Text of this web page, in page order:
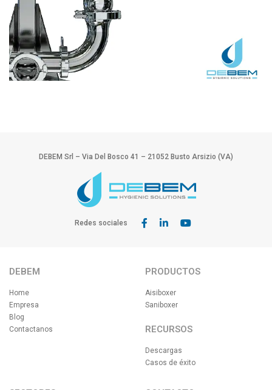
DEBEM Srl – Via Del Bosco 41 – 21052 Busto Arsizio (VA)
Redes sociales
DEBEM
Home
Empresa
Blog
Contactanos
PRODUCTOS
Aisiboxer
Saniboxer
RECURSOS
Descargas
Casos de éxito